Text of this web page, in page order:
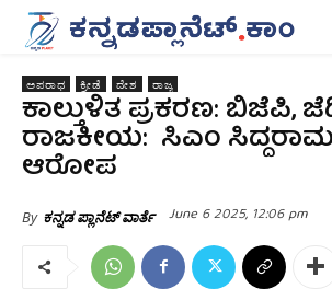
ಅಪರಾಧ ಕ್ರೀಡೆ ದೇಶ ರಾಜ್ಯ
ಕಾಲ್ತುಳಿತ ಪ್ರಕರಣ: ಬಿಜೆಪಿ,
ರಾಜಕೀಯ: ಸಿಎಂ
ಆರೋಪ
By ಕನ್ನಡ ಪ್ಲಾನೆಟ್ ವಾರ್ತೆ June 6 2025, 12:06 pm